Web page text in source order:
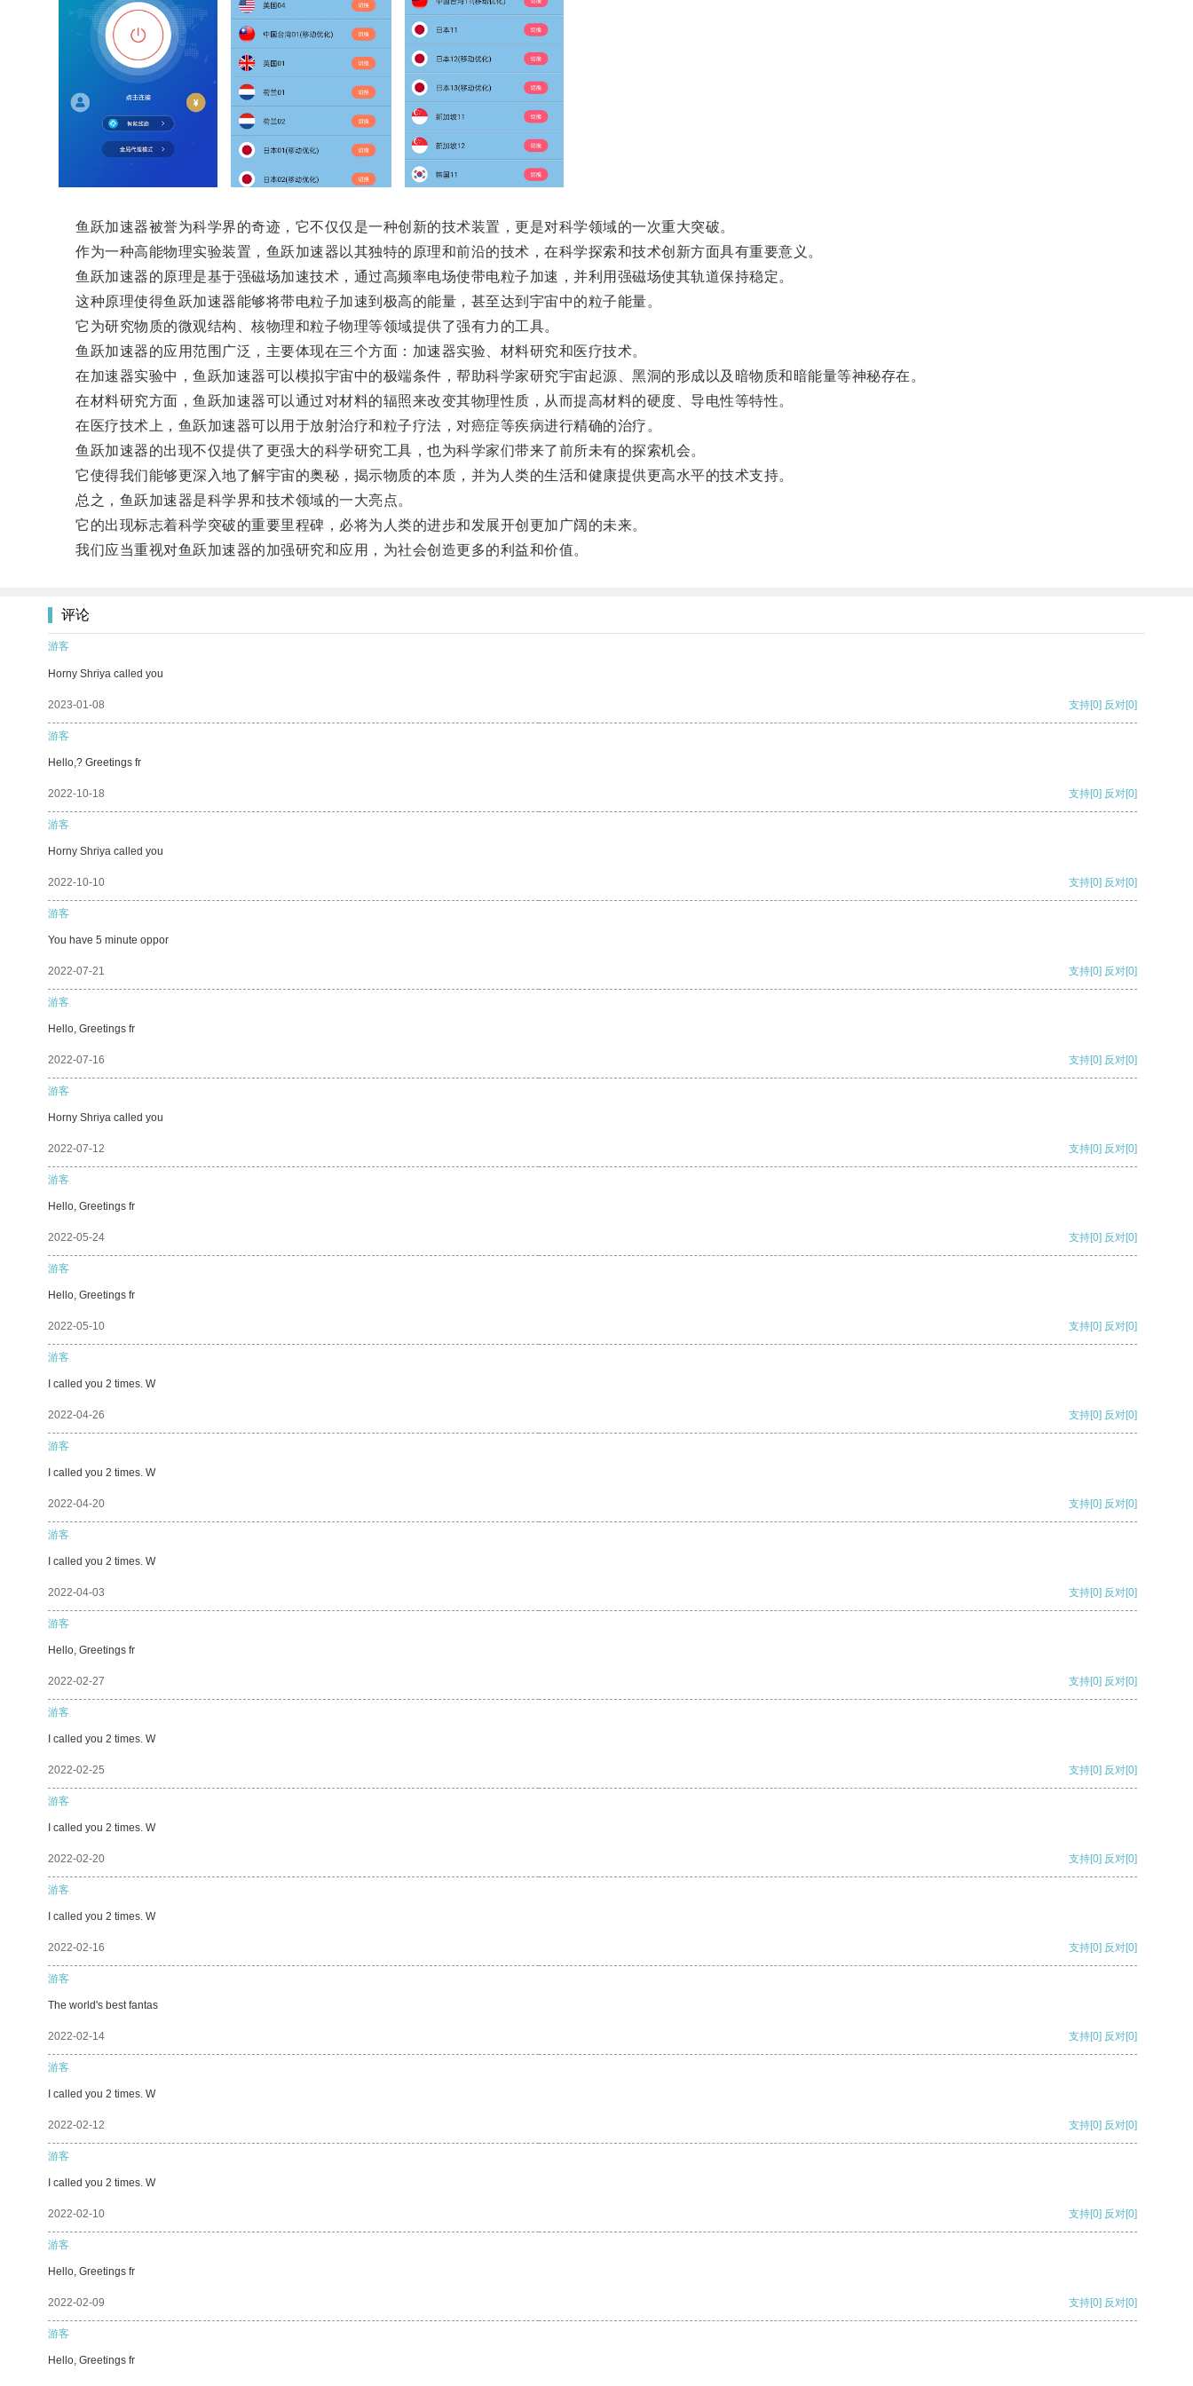
鱼跃加速器被誉为科学界的奇迹，它不仅仅是一种创新的技术装置，更是对科学领域的一次重大突破。
作为一种高能物理实验装置，鱼跃加速器以其独特的原理和前沿的技术，在科学探索和技术创新方面具有重要意义。
鱼跃加速器的原理是基于强磁场加速技术，通过高频率电场使带电粒子加速，并利用强磁场使其轨道保持稳定。
这种原理使得鱼跃加速器能够将带电粒子加速到极高的能量，甚至达到宇宙中的粒子能量。
它为研究物质的微观结构、核物理和粒子物理等领域提供了强有力的工具。
鱼跃加速器的应用范围广泛，主要体现在三个方面：加速器实验、材料研究和医疗技术。
在加速器实验中，鱼跃加速器可以模拟宇宙中的极端条件，帮助科学家研究宇宙起源、黑洞的形成以及暗物质和暗能量等神秘存在。
在材料研究方面，鱼跃加速器可以通过对材料的辐照来改变其物理性质，从而提高材料的硬度、导电性等特性。
在医疗技术上，鱼跃加速器可以用于放射治疗和粒子疗法，对癌症等疾病进行精确的治疗。
鱼跃加速器的出现不仅提供了更强大的科学研究工具，也为科学家们带来了前所未有的探索机会。
它使得我们能够更深入地了解宇宙的奥秘，揭示物质的本质，并为人类的生活和健康提供更高水平的技术支持。
总之，鱼跃加速器是科学界和技术领域的一大亮点。
它的出现标志着科学突破的重要里程碑，必将为人类的进步和发展开创更加广阔的未来。
我们应当重视对鱼跃加速器的加强研究和应用，为社会创造更多的利益和价值。
评论
游客
Horny Shriya called you
2023-01-08 支持[0] 反对[0]
游客
Hello,? Greetings fr
2022-10-18 支持[0] 反对[0]
游客
Horny Shriya called you
2022-10-10 支持[0] 反对[0]
游客
You have 5 minute oppor
2022-07-21 支持[0] 反对[0]
游客
Hello, Greetings fr
2022-07-16 支持[0] 反对[0]
游客
Horny Shriya called you
2022-07-12 支持[0] 反对[0]
游客
Hello, Greetings fr
2022-05-24 支持[0] 反对[0]
游客
Hello, Greetings fr
2022-05-10 支持[0] 反对[0]
游客
I called you 2 times. W
2022-04-26 支持[0] 反对[0]
游客
I called you 2 times. W
2022-04-20 支持[0] 反对[0]
游客
I called you 2 times. W
2022-04-03 支持[0] 反对[0]
游客
Hello, Greetings fr
2022-02-27 支持[0] 反对[0]
游客
I called you 2 times. W
2022-02-25 支持[0] 反对[0]
游客
I called you 2 times. W
2022-02-20 支持[0] 反对[0]
游客
I called you 2 times. W
2022-02-16 支持[0] 反对[0]
游客
The world's best fantas
2022-02-14 支持[0] 反对[0]
游客
I called you 2 times. W
2022-02-12 支持[0] 反对[0]
游客
I called you 2 times. W
2022-02-10 支持[0] 反对[0]
游客
Hello, Greetings fr
2022-02-09 支持[0] 反对[0]
游客
Hello, Greetings fr